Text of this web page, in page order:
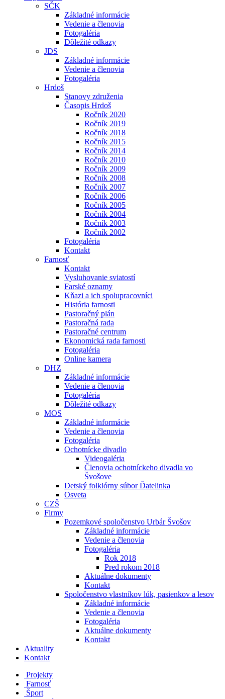
SČK
Základné informácie
Vedenie a členovia
Fotogaléria
Dôležité odkazy
JDS
Základné informácie
Vedenie a členovia
Fotogaléria
Hrdoš
Stanovy združenia
Časopis Hrdoš
Ročník 2020
Ročník 2019
Ročník 2018
Ročník 2015
Ročník 2014
Ročník 2010
Ročník 2009
Ročník 2008
Ročník 2007
Ročník 2006
Ročník 2005
Ročník 2004
Ročník 2003
Ročník 2002
Fotogaléria
Kontakt
Farnosť
Kontakt
Vysluhovanie sviatostí
Farské oznamy
Kňazi a ich spolupracovníci
História farnosti
Pastoračný plán
Pastoračná rada
Pastoračné centrum
Ekonomická rada farnosti
Fotogaléria
Online kamera
DHZ
Základné informácie
Vedenie a členovia
Fotogaléria
Dôležité odkazy
MOS
Základné informácie
Vedenie a členovia
Fotogaléria
Ochotnícke divadlo
Videogaléria
Členovia ochotníckeho divadla vo
Švošove
Detský folklórny súbor Ďatelinka
Osveta
CZŠ
Firmy
Pozemkové spoločenstvo Urbár Švošov
Základné informácie
Vedenie a členovia
Fotogaléria
Rok 2018
Pred rokom 2018
Aktuálne dokumenty
Kontakt
Spoločenstvo vlastníkov lúk, pasienkov a lesov
Základné informácie
Vedenie a členovia
Fotogaléria
Aktuálne dokumenty
Kontakt
Aktuality
Kontakt
Projekty
Farnosť
Šport